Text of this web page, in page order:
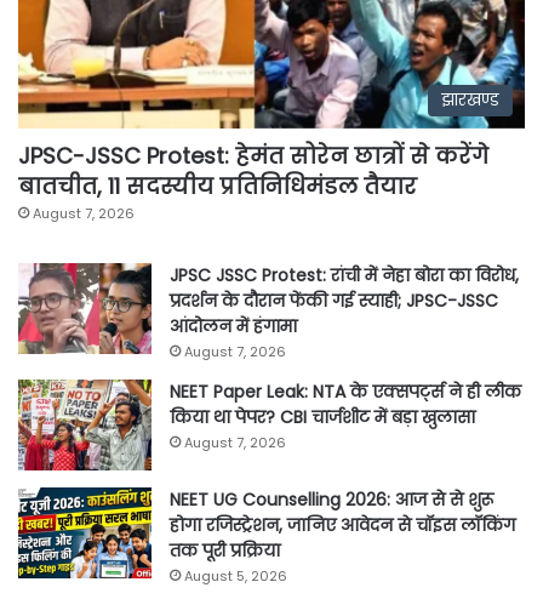
झारखण्ड
JPSC-JSSC Protest: हेमंत सोरेन छात्रों से करेंगे
बातचीत, 11 सदस्यीय प्रतिनिधिमंडल तैयार
August 7, 2026
JPSC JSSC Protest: रांची में नेहा बोरा का विरोध,
प्रदर्शन के दौरान फेंकी गई स्याही; JPSC-JSSC
आंदोलन में हंगामा
August 7, 2026
NEET Paper Leak: NTA के एक्सपर्ट्स ने ही लीक
किया था पेपर? CBI चार्जशीट में बड़ा खुलासा
August 7, 2026
NEET UG Counselling 2026: आज से से शुरू
होगा रजिस्ट्रेशन, जानिए आवेदन से चॉइस लॉकिंग
तक पूरी प्रक्रिया
August 5, 2026